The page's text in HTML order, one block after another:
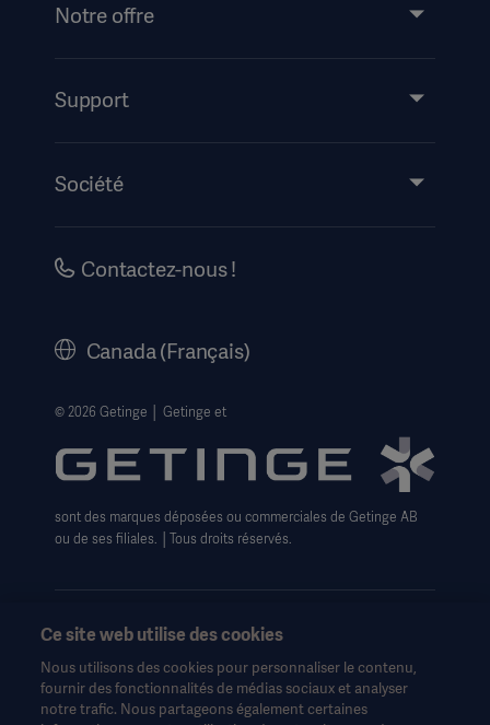
Notre offre
Support
Mode d’emploi/informations destinées au patient
Société
Carrières
Avis de non-responsabilité concernant l'utilisation du
Politique sur les cookies de Getinge
Formulaire de Droits relatifs à la confidentialité
Contactez-nous !
Canada (Français)
© 2026 Getinge │ Getinge et
sont des marques déposées ou commerciales de Getinge AB
ou de ses filiales. │Tous droits réservés.
Ces informations sont destinées exclusivement aux
professionnels de la santé ou à d'autres publics professionnels
Ce site web utilise des cookies
Nous utilisons des cookies pour personnaliser le contenu,
fournir des fonctionnalités de médias sociaux et analyser
notre trafic. Nous partageons également certaines